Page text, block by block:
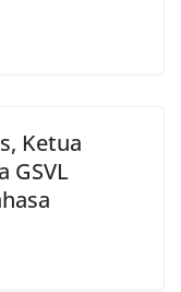
Ketua
GSVL